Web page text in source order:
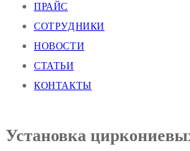
ПРАЙС
СОТРУДНИКИ
НОВОСТИ
СТАТЬИ
КОНТАКТЫ
Установка